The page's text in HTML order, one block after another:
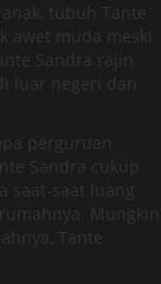
tubuh Tante
awet muda meski
Sandra rajin
luar negeri dan
perguruan
Sandra cukup
saat-saat luang
Mungkin
Tante